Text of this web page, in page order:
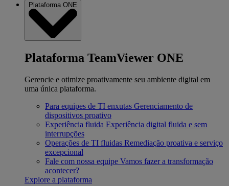
Plataforma ONE
Plataforma TeamViewer ONE
Gerencie e otimize proativamente seu ambiente digital em
uma única plataforma.
Para equipes de TI enxutas Gerenciamento de
dispositivos proativo
Experiência fluida Experiência digital fluida e sem
interrupções
Operações de TI fluidas Remediação proativa e serviço
excepcional
Fale com nossa equipe Vamos fazer a transformação
acontecer?
Explore a plataforma